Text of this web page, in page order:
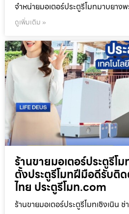
จำหน่ายมอเตอร์ประตูรีโมทมาบยาง
ดูเพิ่มเติม »
ร้านขายมอเตอร์ประตูรีโ
ตั้งประตูรีโมทฝีมือดีรับติ
ไทย ประตูรีโมท.com
ร้านขายมอเตอร์ประตูรีโมทเชิงเนิน ช่